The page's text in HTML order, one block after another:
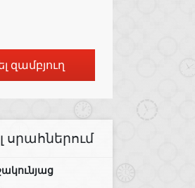
զամբյուղ